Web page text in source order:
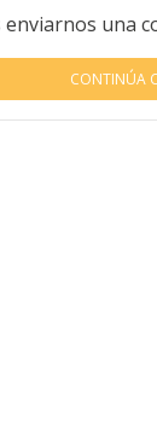
una
CONTINÚA